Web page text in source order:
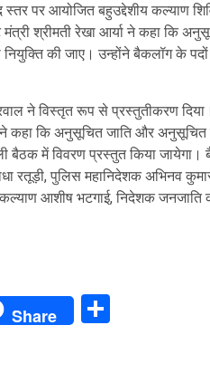
स्तर पर आयोजित बहुउद्देशीय कल्याण
श्रीमती रेखा आर्या ने कहा कि
नियुक्ति की जाए। उन्होंने बैकलॉग के
ने विस्तृत रूप से प्रस्तुतीकरण
कहा कि अनुसूचित जाति और
बैठक में विवरण प्रस्तुत किया जायेगा।
रतूड़ी, पुलिस महानिदेशक अभिनव
आशीष भटगाई, निदेशक जनजाति
Share